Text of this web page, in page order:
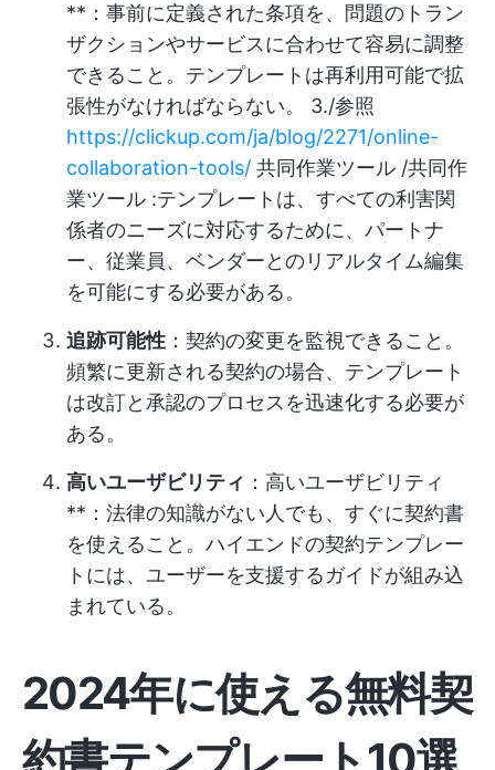
**：事前に定義された条項を、問題のトラン
ザクションやサービスに合わせて容易に調整
できること。テンプレートは再利用可能で拡
張性がなければならない。 3./参照
https://clickup.com/ja/blog/2271/online-
collaboration-tools/ 共同作業ツール /共同作
業ツール :テンプレートは、すべての利害関
係者のニーズに対応するために、パートナ
ー、従業員、ベンダーとのリアルタイム編集
を可能にする必要がある。
追跡可能性 ：契約の変更を監視できること。
頻繁に更新される契約の場合、テンプレート
は改訂と承認のプロセスを迅速化する必要が
ある。
高いユーザビリティ ：高いユーザビリティ
**：法律の知識がない人でも、すぐに契約書
を使えること。ハイエンドの契約テンプレー
トには、ユーザーを支援するガイドが組み込
まれている。
2024年に使える無料契